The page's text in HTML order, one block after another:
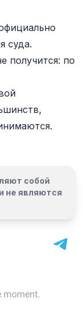
суда.
получится: по
собой
не являются